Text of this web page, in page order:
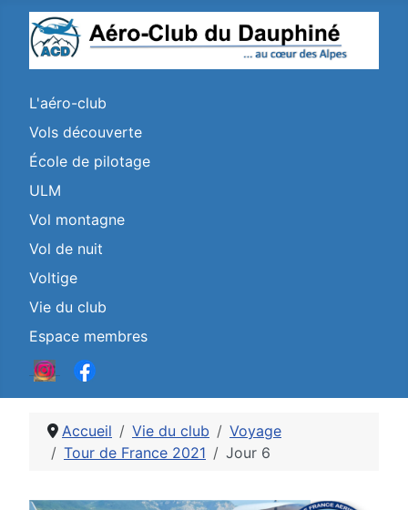
L'aéro-club
Vols découverte
École de pilotage
ULM
Vol montagne
Vol de nuit
Voltige
Vie du club
Espace membres
Accueil Vie du club
Voyage
Tour de France 2021
Jour 6